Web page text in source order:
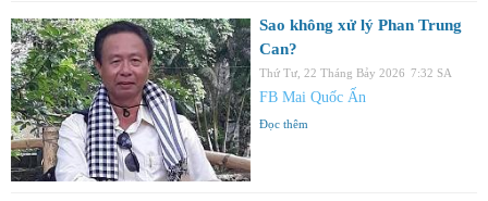
Sao không xử lý Phan Trung
Can?
Thứ Tư, 22 Tháng Bảy 2026 7:32 SA
FB Mai Quốc Ấn
Đọc thêm